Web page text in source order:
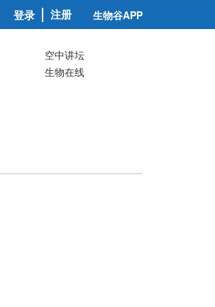
登录 注册 生物谷APP
空中讲坛
生物在线